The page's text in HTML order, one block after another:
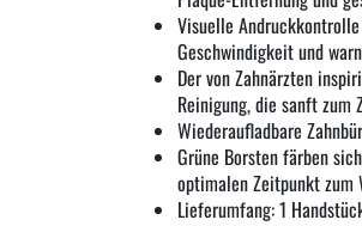
Visuelle
Geschwindigkeit und
Der von Zahnärzten
Reinigung, die sanft zum
Wiederaufladbare
Grüne Borsten färben
optimalen Zeitpunkt
Lieferumfang: 1